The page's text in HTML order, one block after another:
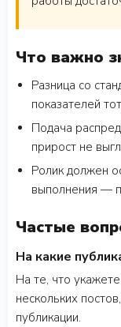
Что важно
Разница со
показателей
Подача
прирост не
Ролик должен
выполнения —
Частые
На какие
На те, что
нескольких
публикации.